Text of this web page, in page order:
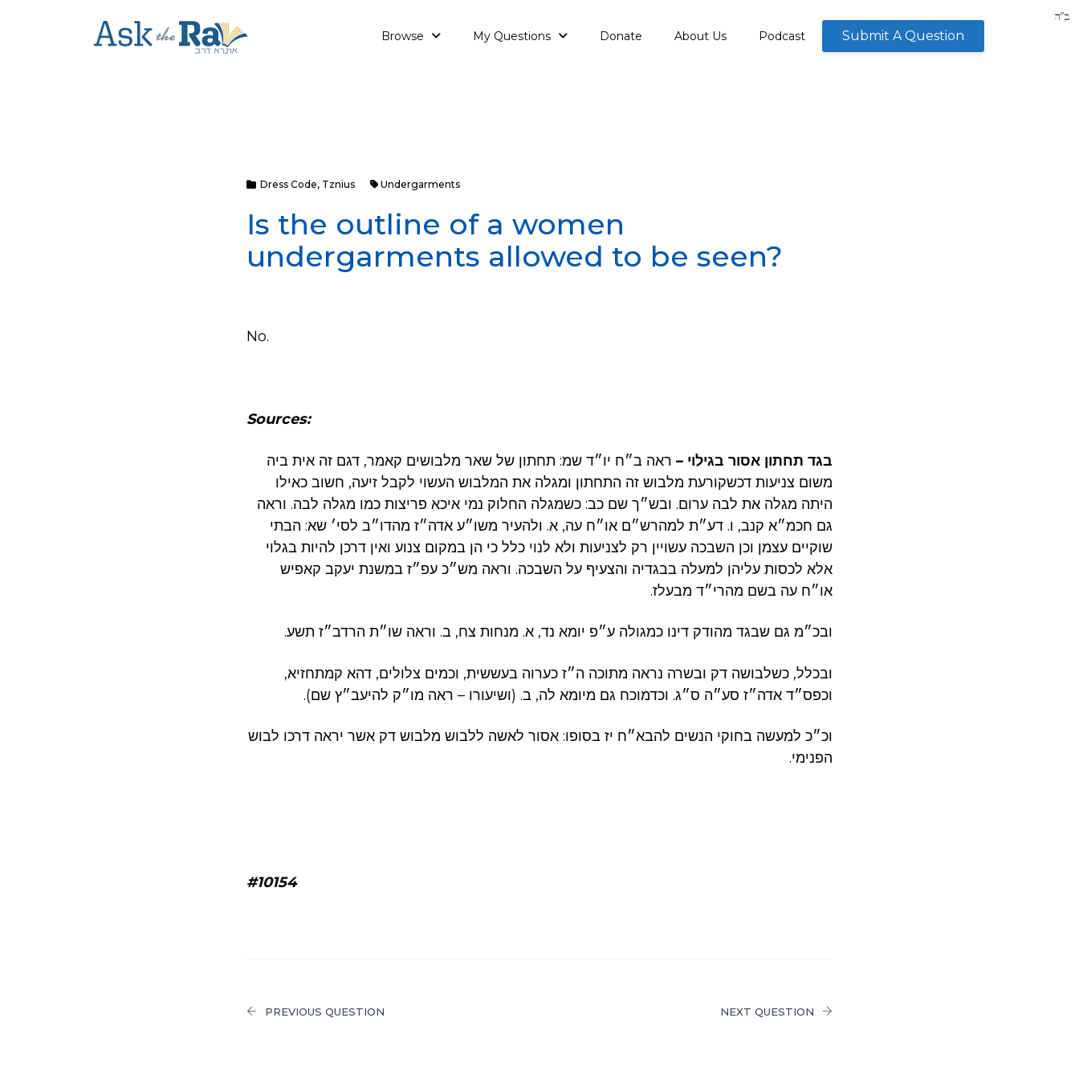
Browse My Questions Donate About Us Podcast Submit A Question
Dress Code, Tznius Undergarments
Is the outline of a women
undergarments allowed to be seen?
No.
Sources:
בגד תחתון אסור בגילוי – ראה ב״ח יו״ד שמ: תחתון של שאר מלבושים קאמר, דגם זה אית ביה
משום צניעות דכשקורעת מלבוש זה התחתון ומגלה את המלבוש העשוי לקבל זיעה, חשוב כאילו
היתה מגלה את לבה ערום. ובש״ך שם כב: כשמגלה החלוק נמי איכא פריצות כמו מגלה לבה. וראה
גם חכמ״א קנב, ו. דע״ת למהרש״ם או״ח עה, א. ולהעיר משו״ע אדה״ז מהדו״ב לסי׳ שא: הבתי
שוקיים עצמן וכן השבכה עשויין רק לצניעות ולא לנוי כלל כי הן במקום צנוע ואין דרכן להיות בגלוי
אלא לכסות עליהן למעלה בבגדיה והצעיף על השבכה. וראה מש״כ עפ״ז במשנת יעקב קאפיש
או״ח עה בשם מהרי״ד מבעלז.
ובכ״מ גם שבגד מהודק דינו כמגולה ע״פ יומא נד, א. מנחות צח, ב. וראה שו״ת הרדב״ז תשע.
ובכלל, כשלבושה דק ובשרה נראה מתוכה ה״ז כערוה בעששית, וכמים צלולים, דהא קמתחזיא,
וכפס״ד אדה״ז סע״ה ס״ג. וכדמוכח גם מיומא לה, ב. (ושיעורו – ראה מו״ק להיעב״ץ שם).
וכ״כ למעשה בחוקי הנשים להבא״ח יז בסופו: אסור לאשה ללבוש מלבוש דק אשר יראה דרכו לבוש
הפנימי.
#10154
PREVIOUS QUESTION NEXT QUESTION